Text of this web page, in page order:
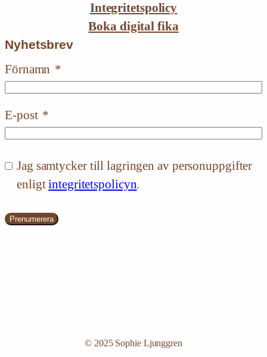
Integritetspolicy
Boka digital fika
Nyhetsbrev
Förnamn
E-post
Jag samtycker till lagringen av personuppgifter
enligtintegritetspolicyn.
Prenumerera
© 2025 Sophie Ljunggren